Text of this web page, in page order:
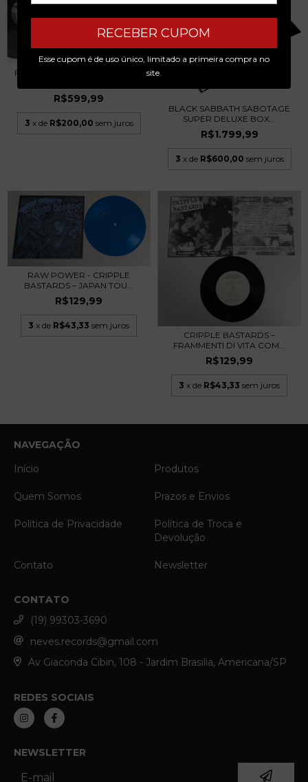
RECEBER CUPOM
Esse cupom é de uso único, limitado a primeira compra no
site.
FORBIDDEN - OMEGA WAVE 2
R$599,99
3 x de R$200,00 sem juros
BLACK SABBATH SABOTAGE
SUPER DELUXE BOX...
R$1.799,99
3 x de R$600,00 sem juros
RAW POWER - CRIPPLE
BASTARDS – JAPAN TOU...
R$129,99
3 x de R$43,33 sem juros
CRIPPLE BASTARDS –
FRAMMENTI DI VITA COM...
R$129,99
3 x de R$43,33 sem juros
NAVEGAÇÃO
Início
Produtos
Quem Somos Prazos e Envios
Política de Privacidade
Política de Troca e
Devolução
Contato Newsletter
CONTATO
(19) 99303-3690
neves.records@gmail.com
Av Giaconda Cibin, 108 - Jardim Brasilia, Americana/SP
REDES SOCIAIS
NEWSLETTER